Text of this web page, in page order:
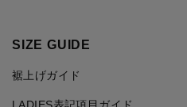
SIZE GUIDE
裾上げガイド